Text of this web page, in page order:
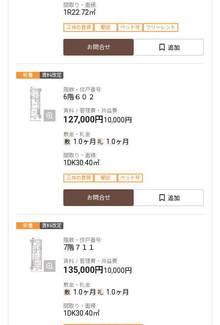
1分以内
3分以内
5分以内
10分以内
申込無し物件のみ表示
より詳細な絞り込み
建物施設やお部屋の設備、方位、階数などの絞り込みが
1R22.72㎡
三井の賃貸 駅近 ペット可 フリーレント
お問合せ 追加
新着 賃料改定
6階６０２
127,000円10,000円
1.0ヶ月 1.0ヶ月
1DK30.40㎡
三井の賃貸 駅近 ペット可
お問合せ 追加
新着 賃料改定
7階７１１
135,000円10,000円
1.0ヶ月 1.0ヶ月
1DK30.40㎡